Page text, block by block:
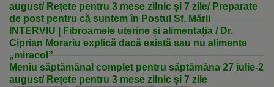
august/ Rețete pentru 3 mese zilnic și 7 zile/ Preparate
de post pentru că suntem în Postul Sf. Mării
INTERVIU | Fibroamele uterine și alimentația / Dr.
Ciprian Morariu explică dacă există sau nu alimente
„miracol”
Meniu săptămânal complet pentru săptămâna 27 iulie-2
august/ Rețete pentru 3 mese zilnic și 7 zile